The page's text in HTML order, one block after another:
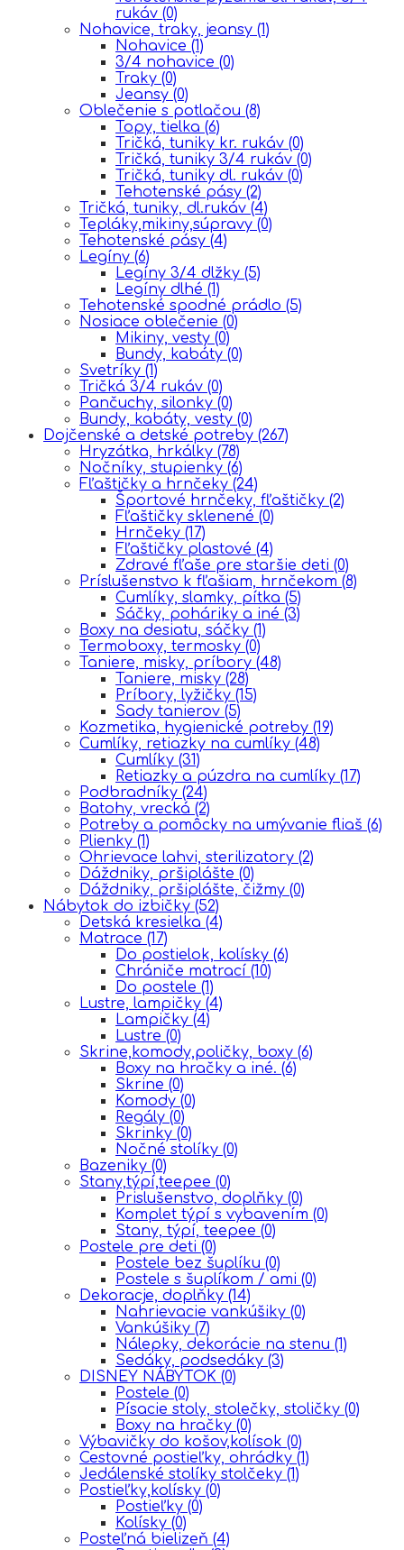
rukáv (0)
Nohavice, traky, jeansy (1)
Nohavice (1)
3/4 nohavice (0)
Traky (0)
Jeansy (0)
Oblečenie s potlačou (8)
Topy, tielka (6)
Tričká, tuniky kr. rukáv (0)
Tričká, tuniky 3/4 rukáv (0)
Tričká, tuniky dl. rukáv (0)
Tehotenské pásy (2)
Tričká, tuniky, dl.rukáv (4)
Tepláky,mikiny,súpravy (0)
Tehotenské pásy (4)
Legíny (6)
Legíny 3/4 dlžky (5)
Legíny dlhé (1)
Tehotenské spodné prádlo (5)
Nosiace oblečenie (0)
Mikiny, vesty (0)
Bundy, kabáty (0)
Svetríky (1)
Tričká 3/4 rukáv (0)
Pančuchy, silonky (0)
Bundy, kabáty, vesty (0)
Dojčenské a detské potreby (267)
Hryzátka, hrkálky (78)
Nočníky, stupienky (6)
Fľaštičky a hrnčeky (24)
Športové hrnčeky, fľaštičky (2)
Fľaštičky sklenené (0)
Hrnčeky (17)
Fľaštičky plastové (4)
Zdravé fľaše pre staršie deti (0)
Príslušenstvo k fľašiam, hrnčekom (8)
Cumlíky, slamky, pítka (5)
Sáčky, poháriky a iné (3)
Boxy na desiatu, sáčky (1)
Termoboxy, termosky (0)
Taniere, misky, príbory (48)
Taniere, misky (28)
Príbory, lyžičky (15)
Sady tanierov (5)
Kozmetika, hygienické potreby (19)
Cumlíky, retiazky na cumlíky (48)
Cumlíky (31)
Retiazky a púzdra na cumlíky (17)
Podbradníky (24)
Batohy, vrecká (2)
Potreby a pomôcky na umývanie fliaš (6)
Plienky (1)
Ohrievace lahvi, sterilizatory (2)
Dáždniky, pršiplášte (0)
Dáždniky, pršiplášte, čižmy (0)
Nábytok do izbičky (52)
Detská kresielka (4)
Matrace (17)
Do postielok, kolísky (6)
Chrániče matrací (10)
Do postele (1)
Lustre, lampičky (4)
Lampičky (4)
Lustre (0)
Skrine,komody,poličky, boxy (6)
Boxy na hračky a iné. (6)
Skrine (0)
Komody (0)
Regály (0)
Skrinky (0)
Nočné stolíky (0)
Bazeniky (0)
Stany,týpí,teepee (0)
Prislušenstvo, doplňky (0)
Komplet týpí s vybavením (0)
Stany, týpí, teepee (0)
Postele pre deti (0)
Postele bez šuplíku (0)
Postele s šuplíkom / ami (0)
Dekoracje, doplňky (14)
Nahrievacie vankúšiky (0)
Vankúšiky (7)
Nálepky, dekorácie na stenu (1)
Sedáky, podsedáky (3)
DISNEY NÁBYTOK (0)
Postele (0)
Písacie stoly, stolečky, stoličky (0)
Boxy na hračky (0)
Výbavičky do košov,kolísok (0)
Cestovné postieľky, ohrádky (1)
Jedálenské stolíky stolčeky (1)
Postieľky,kolísky (0)
Postieľky (0)
Kolísky (0)
Posteľná bielizeň (4)